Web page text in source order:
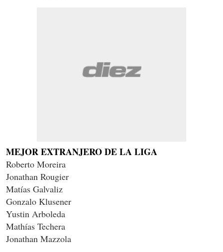
MEJOR EXTRANJERO DE LA LIGA
Roberto Moreira
Jonathan Rougier
Matías Galvaliz
Gonzalo Klusener
Yustin Arboleda
Mathías Techera
Jonathan Mazzola